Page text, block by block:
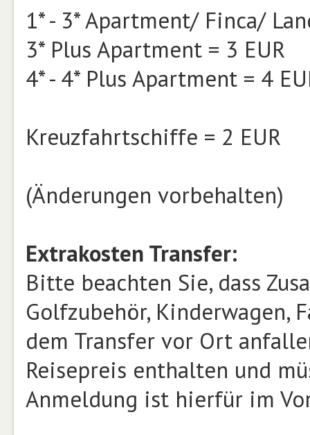
1* - 3* Apartment/ Finca/
3* Plus Apartment = 3 EUR
4* - 4* Plus Apartment = 4
Kreuzfahrtschiffe = 2 EUR
(Änderungen vorbehalten)
Extrakosten Transfer:
Bitte beachten Sie, dass
Golfzubehör, Kinderwagen,
dem Transfer vor Ort
Reisepreis enthalten und
Anmeldung ist hierfür im